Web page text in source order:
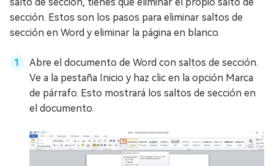
sección. Estos son los pasos para eliminar saltos de
sección en Word y eliminar la página en blanco.
Abre el documento de Word con saltos de sección.
Ve a la pestaña Inicio y haz clic en la opción Marca
de párrafo. Esto mostrará los saltos de sección en
el documento.